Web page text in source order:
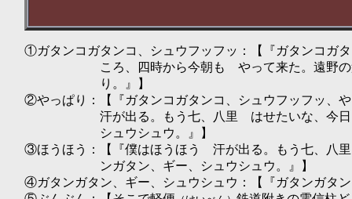
①ガタンコガタンコ、シュウフッフッ：【『ガタンコガ
ころ、四時から今朝も やって来た。遠野
り。』】
②やっぱり：【『ガタンコガタンコ、シュウフッフッ
汗が出る。もう七、八里 はせたいな、今
シュウシュウ。』】
③ほうほう：【『僕はほうほう 汗が出る。もう七、八
ンガタン、ギー、シュウシュウ。』】
④ガタンガタン、ギー、シュウシュウ：【『ガタンガタ